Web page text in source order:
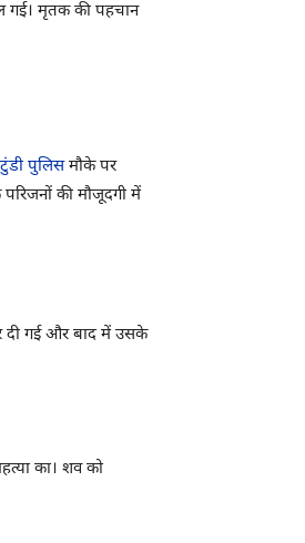
गई। मृतक की पहचान
टुंडी पुलिसमौके पर
की मौजूदगी में
दी गई और बाद में उसके
का। शव को